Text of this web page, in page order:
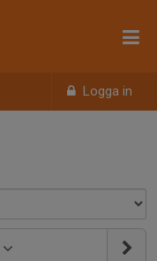
Logga in